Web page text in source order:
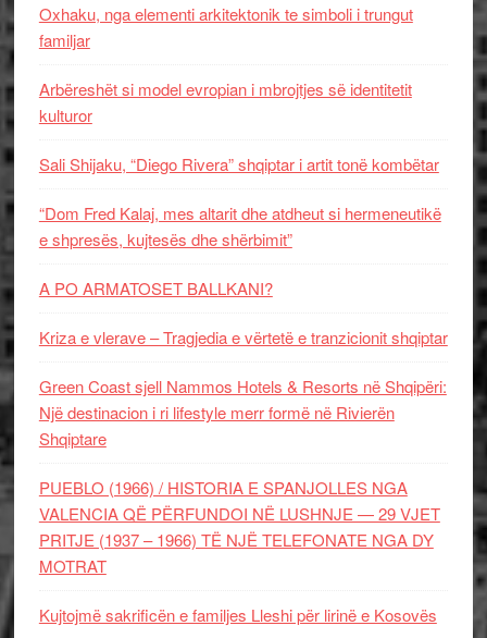
Oxhaku, nga elementi arkitektonik te simboli i trungut
familjar
Arbëreshët si model evropian i mbrojtjes së identitetit
kulturor
Sali Shijaku, “Diego Rivera” shqiptar i artit tonë kombëtar
“Dom Fred Kalaj, mes altarit dhe atdheut si hermeneutikë
e shpresës, kujtesës dhe shërbimit”
A PO ARMATOSET BALLKANI?
Kriza e vlerave – Tragjedia e vërtetë e tranzicionit shqiptar
Green Coast sjell Nammos Hotels & Resorts në Shqipëri:
Një destinacion i ri lifestyle merr formë në Rivierën
Shqiptare
PUEBLO (1966) / HISTORIA E SPANJOLLES NGA
VALENCIA QË PËRFUNDOI NË LUSHNJE — 29 VJET
PRITJE (1937 – 1966) TË NJË TELEFONATE NGA DY
MOTRAT
Kujtojmë sakrificën e familjes Lleshi për lirinë e Kosovës